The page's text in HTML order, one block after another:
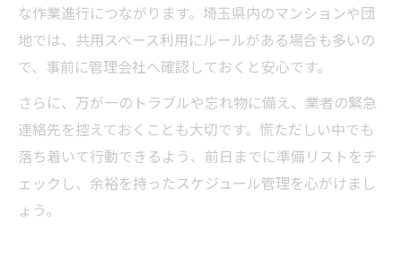
な作業進行につながります。埼玉県内のマンションや団
地では、共用スペース利用にルールがある場合も多いの
で、事前に管理会社へ確認しておくと安心です。
さらに、万が一のトラブルや忘れ物に備え、業者の緊急
連絡先を控えておくことも大切です。慌ただしい中でも
落ち着いて行動できるよう、前日までに準備リストをチ
ェックし、余裕を持ったスケジュール管理を心がけまし
ょう。